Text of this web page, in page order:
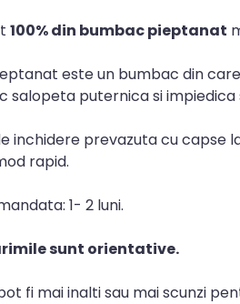
100% din bumbac pieptanat
este un bumbac din
salopeta puternica si impiedica
inchidere prevazuta cu capse
rapid.
1- 2 luni.
sunt orientative.
fi mai inalti sau mai scunzi